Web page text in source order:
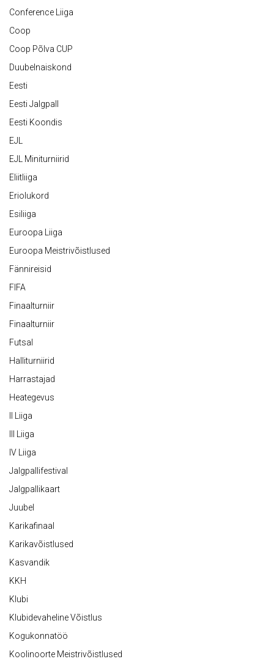
Conference Liiga
Coop
Coop Põlva CUP
Duubelnaiskond
Eesti
Eesti Jalgpall
Eesti Koondis
EJL
EJL Miniturniirid
Eliitliiga
Eriolukord
Esiliiga
Euroopa Liiga
Euroopa Meistrivõistlused
Fännireisid
FIFA
Finaalturniir
Finaalturniir
Futsal
Halliturniirid
Harrastajad
Heategevus
II Liiga
III Liiga
IV Liiga
Jalgpallifestival
Jalgpallikaart
Juubel
Karikafinaal
Karikavõistlused
Kasvandik
KKH
Klubi
Klubidevaheline Võistlus
Kogukonnatöö
Koolinoorte Meistrivõistlused